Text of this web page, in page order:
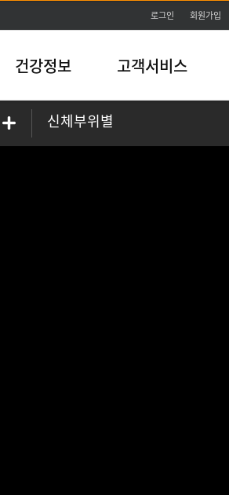
본문바로가기
로그인 회원가입
건강정보 고객서비스
신체부위별